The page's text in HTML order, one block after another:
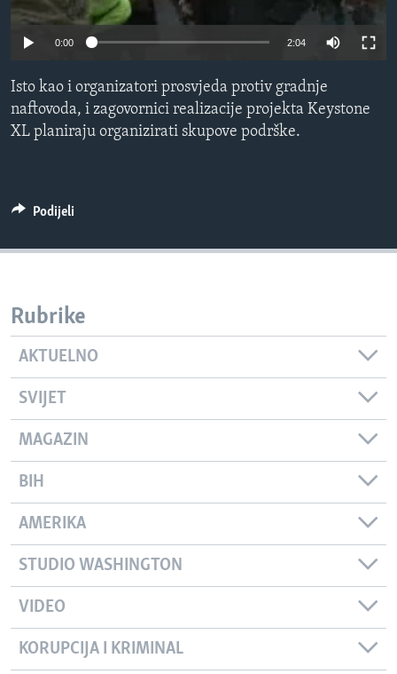
MAGAZIN
O GLASU AMERIKE
Learning English
PRATITE NAS
0:00 2:04
Isto kao i organizatori prosvjeda protiv gradnje
naftovoda, i zagovornici realizacije projekta Keystone
XL planiraju organizirati skupove podrške.
Podijeli
Rubrike
AKTUELNO
SVIJET
MAGAZIN
BIH
AMERIKA
STUDIO WASHINGTON
VIDEO
KORUPCIJA I KRIMINAL